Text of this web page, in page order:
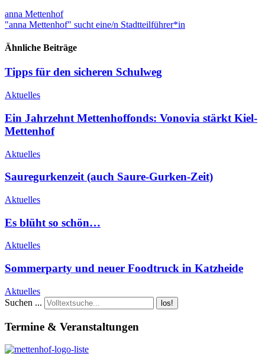
anna Mettenhof
"anna Mettenhof" sucht eine/n Stadtteilführer*in
Ähnliche Beiträge
Tipps für den sicheren Schulweg
Aktuelles
Ein Jahrzehnt Mettenhoffonds: Vonovia stärkt Kiel-
Mettenhof
Aktuelles
Sauregurkenzeit (auch Saure-Gurken-Zeit)
Aktuelles
Es blüht so schön…
Aktuelles
Sommerparty und neuer Foodtruck in Katzheide
Aktuelles
Suchen ...
los!
Termine & Veranstaltungen